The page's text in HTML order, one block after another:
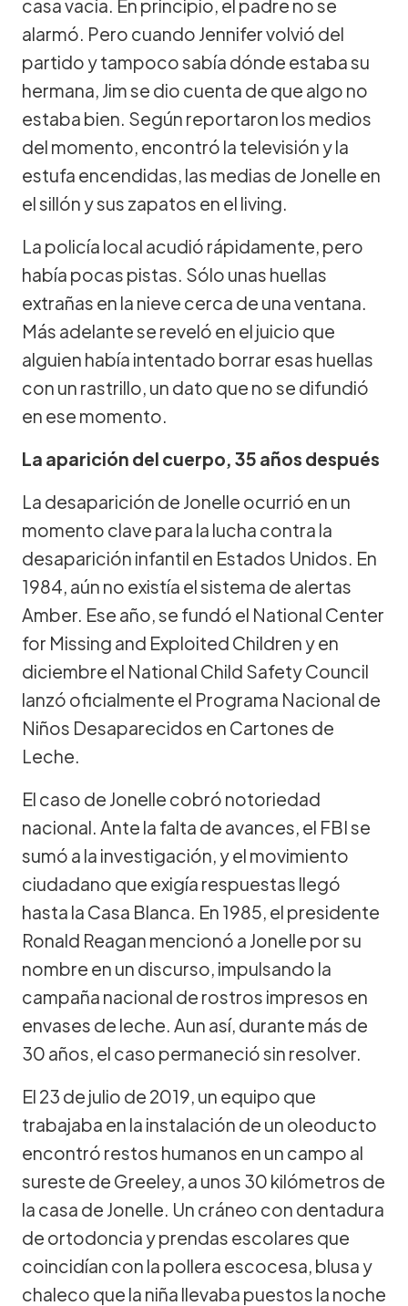
casa vacía. En principio, el padre no se
alarmó. Pero cuando Jennifer volvió del
partido y tampoco sabía dónde estaba su
hermana, Jim se dio cuenta de que algo no
estaba bien. Según reportaron los medios
del momento, encontró la televisión y la
estufa encendidas, las medias de Jonelle en
el sillón y sus zapatos en el living.
La policía local acudió rápidamente, pero
había pocas pistas. Sólo unas huellas
extrañas en la nieve cerca de una ventana.
Más adelante se reveló en el juicio que
alguien había intentado borrar esas huellas
con un rastrillo, un dato que no se difundió
en ese momento.
La aparición del cuerpo, 35 años después
La desaparición de Jonelle ocurrió en un
momento clave para la lucha contra la
desaparición infantil en Estados Unidos. En
1984, aún no existía el sistema de alertas
Amber. Ese año, se fundó el National Center
for Missing and Exploited Children y en
diciembre el National Child Safety Council
lanzó oficialmente el Programa Nacional de
Niños Desaparecidos en Cartones de
Leche.
El caso de Jonelle cobró notoriedad
nacional. Ante la falta de avances, el FBI se
sumó a la investigación, y el movimiento
ciudadano que exigía respuestas llegó
hasta la Casa Blanca. En 1985, el presidente
Ronald Reagan mencionó a Jonelle por su
nombre en un discurso, impulsando la
campaña nacional de rostros impresos en
envases de leche. Aun así, durante más de
30 años, el caso permaneció sin resolver.
El 23 de julio de 2019, un equipo que
trabajaba en la instalación de un oleoducto
encontró restos humanos en un campo al
sureste de Greeley, a unos 30 kilómetros de
la casa de Jonelle. Un cráneo con dentadura
de ortodoncia y prendas escolares que
coincidían con la pollera escocesa, blusa y
chaleco que la niña llevaba puestos la noche